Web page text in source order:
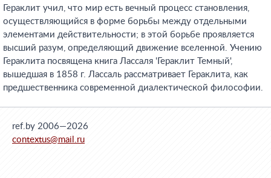
Гераклит учил, что мир есть вечный процесс становления,
осуществляющийся в форме борьбы между отдельными
элементами действительности; в этой борьбе проявляется
высший разум, определяющий движение вселенной. Учению
Гераклита посвящена книга Лассаля 'Гераклит Темный',
вышедшая в 1858 г. Лассаль рассматривает Гераклита, как
предшественника современной диалектической философии.
ref.by 2006—2026
contextus@mail.ru